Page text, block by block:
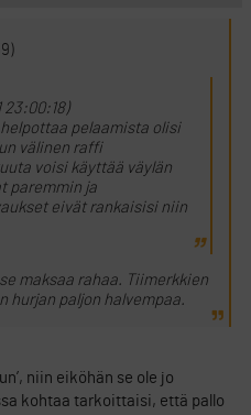
23:00:18)
pelaamista olisi
välinen raffi
voisi käyttää väylän
paremmin ja
eivät rankaisisi niin
maksaa rahaa. Tiimerkkien
hurjan paljon halvempaa.
niin eiköhän se ole jo
kohtaa tarkoittaisi, että pallo